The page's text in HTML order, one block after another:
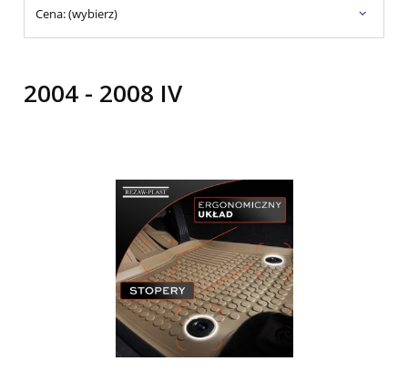
Cena: (wybierz)
2004 - 2008 IV